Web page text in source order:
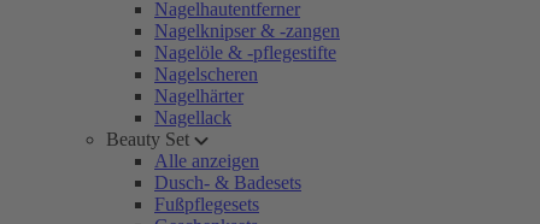
Nagelhautentferner
Nagelknipser & -zangen
Nagelöle & -pflegestifte
Nagelscheren
Nagelhärter
Nagellack
Beauty Set
Alle anzeigen
Dusch- & Badesets
Fußpflegesets